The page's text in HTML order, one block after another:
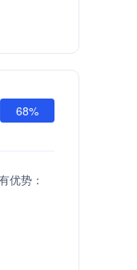
68%
优势：